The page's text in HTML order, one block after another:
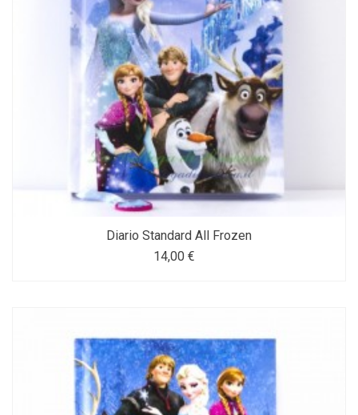
Diario Standard All Frozen
14,00 €